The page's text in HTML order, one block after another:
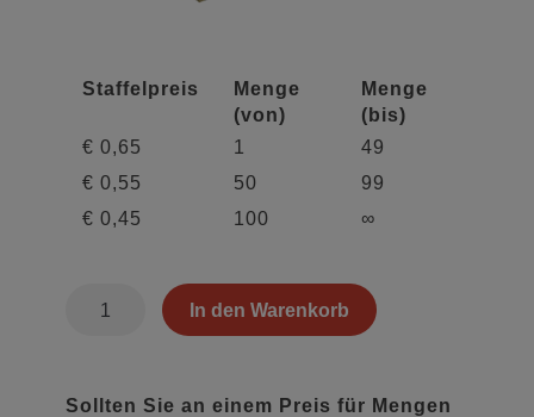
Staffelpreis
Menge
(von)
Menge
(bis)
€ 0,65 1
49
€ 0,55 50
99
€ 0,45 100 ∞
QEU9010970
Menge
In den Warenkorb
Sollten Sie an einem Preis für Mengen